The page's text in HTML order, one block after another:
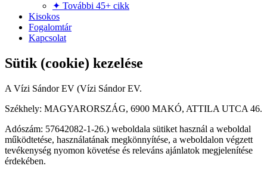
✦ További 45+ cikk
Kisokos
Fogalomtár
Kapcsolat
Sütik (cookie) kezelése
A Vízi Sándor EV (Vízi Sándor EV.
Székhely: MAGYARORSZÁG, 6900 MAKÓ, ATTILA UTCA 46.
Adószám: 57642082-1-26.) weboldala sütiket használ a weboldal
működtetése, használatának megkönnyítése, a weboldalon végzett
tevékenység nyomon követése és releváns ajánlatok megjelenítése
érdekében.